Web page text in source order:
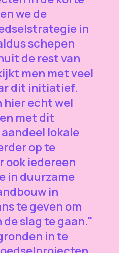
we de
in
schepen
de rest van
men met veel
dit initiatief.
hier echt wel
met dit
lokale
op te
ook iedereen
in duurzame
in
te geven om
slag te gaan."
in te